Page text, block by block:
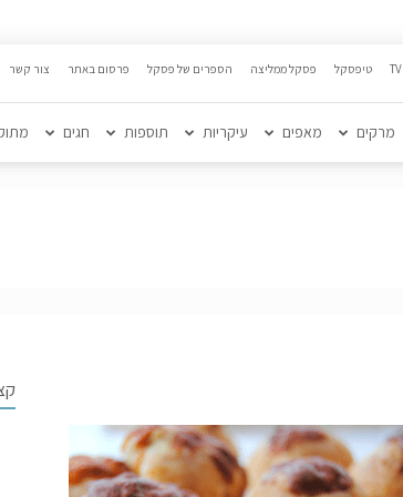
טיפסקל פסקל ממליצה הספרים של פסקל פרסום באתר צור קשר
מרקים מאפים עיקריות תוספות חגים